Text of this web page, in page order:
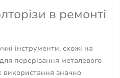
в ремонті
інструменти, схожі на
перерізання металевого
використання значно